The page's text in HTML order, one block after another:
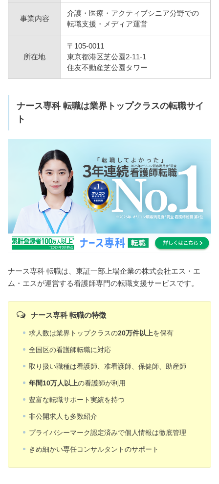
事業内容
介護・医療・アクティブシニア分野での
転職支援・メディア運営
所在地
〒105-0011
東京都港区芝公園2-11-1
住友不動産芝公園タワー
ナース専科 転職は業界トップクラスの転職サイ
ト
ナース専科 転職は、東証一部上場企業の株式会社エス・エ
ム・エスが運営する看護師専門の転職支援サービスです。
ナース専科 転職の特徴
求人数は業界トップクラスの20万件以上を保有
全国区の看護師転職に対応
取り扱い職種は看護師、准看護師、保健師、助産師
年間10万人以上の看護師が利用
豊富な転職サポート実績を持つ
非公開求人も多数紹介
プライバシーマーク認定済みで個人情報は徹底管理
きめ細かい専任コンサルタントのサポート